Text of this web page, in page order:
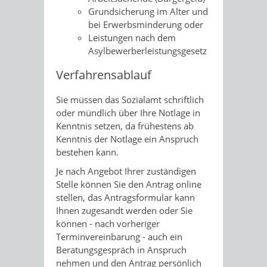
Grundsicherung im Alter und
bei Erwerbsminderung oder
Leistungen nach dem
Asylbewerberleistungsgesetz
Verfahrensablauf
Sie müssen das Sozialamt schriftlich
oder mündlich über Ihre Notlage in
Kenntnis setzen, da frühestens ab
Kenntnis der Notlage ein Anspruch
bestehen kann.
Je nach Angebot Ihrer zuständigen
Stelle können Sie den Antrag online
stellen, das Antragsformular kann
Ihnen zugesandt werden oder Sie
können - nach vorheriger
Terminvereinbarung - auch ein
Beratungsgespräch in Anspruch
nehmen und den Antrag persönlich